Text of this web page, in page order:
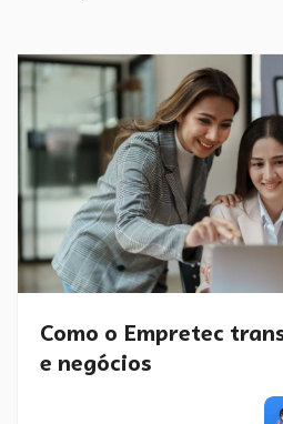
Como o Empretec
e negócios